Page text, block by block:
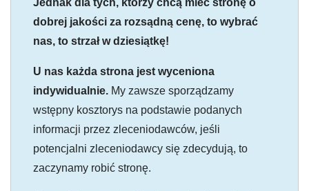
dobrej jakości za rozsądną cenę, to wybrać
nas, to strzał w dziesiątkę!
U nas każda strona jest wyceniona
indywidualnie. My zawsze sporządzamy
wstępny kosztorys na podstawie podanych
informacji przez zleceniodawców, jeśli
potencjalni zleceniodawcy się zdecydują, to
zaczynamy robić stronę.